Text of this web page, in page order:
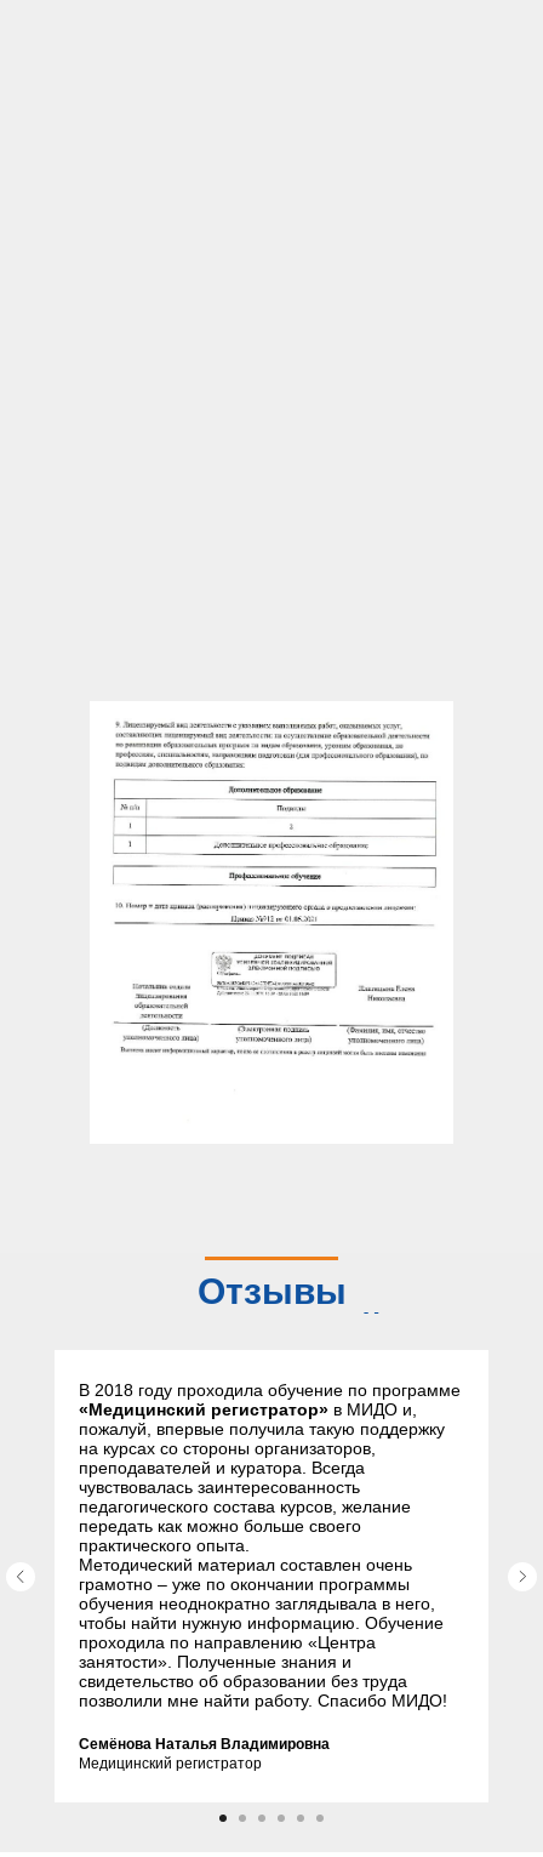
Отзывы
слушателей
В 2018 году проходила обучение по программе
«Медицинский регистратор» в МИДО и,
пожалуй, впервые получила такую поддержку
на курсах со стороны организаторов,
преподавателей и куратора. Всегда
чувствовалась заинтересованность
педагогического состава курсов, желание
передать как можно больше своего
практического опыта.
Методический материал составлен очень
грамотно – уже по окончании программы
обучения неоднократно заглядывала в него,
чтобы найти нужную информацию. Обучение
проходила по направлению «Центра
занятости». Полученные знания и
свидетельство об образовании без труда
позволили мне найти работу. Спасибо МИДО!
Семёнова Наталья Владимировна
Медицинский регистратор